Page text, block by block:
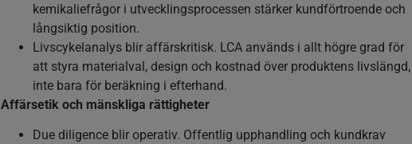
kemikaliefrågor i utvecklingsprocessen stärker kundförtroende och
långsiktig position.
Livscykelanalys blir affärskritisk. LCA används i allt högre grad för
att styra materialval, design och kostnad över produktens livslängd,
inte bara för beräkning i efterhand.
Affärsetik och mänskliga rättigheter
Due diligence blir operativ. Offentlig upphandling och kundkrav